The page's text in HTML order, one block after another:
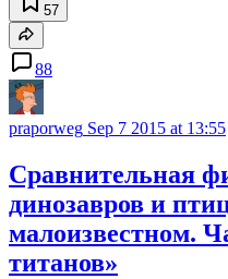
57
88
praporweg Sep 7 2015 at 13:55
Сравнительная
динозавров и
малоизвестном.
титанов»